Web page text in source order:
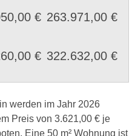
€ 263.971,00 €
€ 322.632,00 €
werden im Jahr 2026
Preis von 3.621,00 € je
Eine 50 m² Wohnung ist